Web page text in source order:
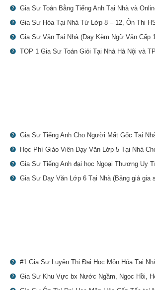
Gia Sư Toán Bằng Tiếng Anh Tại Nhà và
Gia Sư Hóa Tại Nhà Từ Lớp 8 – 12, Ôn Thi
Gia Sư Văn Tại Nhà (Dạy Kèm Ngữ Văn Cấp
TOP 1 Gia Sư Toán Giỏi Tại Nhà Hà Nội và
Gia Sư Tiếng Anh Cho Người Mất Gốc Tại
Học Phí Giáo Viên Dạy Văn Lớp 5 Tại Nhà
Gia Sư Tiếng Anh đại học Ngoại Thương Uy
Gia Sư Dạy Văn Lớp 6 Tại Nhà (Bảng giá gia
#1 Gia Sư Luyện Thi Đại Học Môn Hóa Tại
Gia Sư Khu Vực bx Nước Ngầm, Ngọc Hồi,